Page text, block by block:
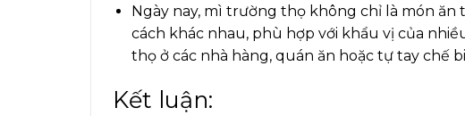
Ngày nay, mì trường thọ không chỉ là món
cách khác nhau, phù hợp với khẩu vị của
thọ ở các nhà hàng, quán ăn hoặc tự tay chế
Kết luận: